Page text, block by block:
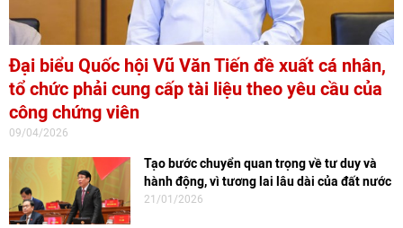
Đại biểu Quốc hội Vũ Văn Tiến đề xuất cá nhân,
tổ chức phải cung cấp tài liệu theo yêu cầu của
công chứng viên
09/04/2026
Tạo bước chuyển quan trọng về tư duy và
hành động, vì tương lai lâu dài của đất nước
21/01/2026